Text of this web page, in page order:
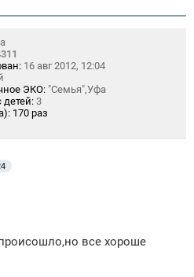
16 авг 2012, 12:04
ЭКО: "Семья",Уфа
детей: 3
170 раз
все хороше